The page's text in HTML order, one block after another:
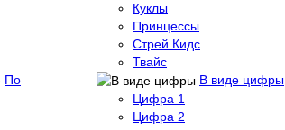
Куклы
Принцессы
Стрей Кидс
Твайс
По
В виде цифры
Цифра 1
Цифра 2